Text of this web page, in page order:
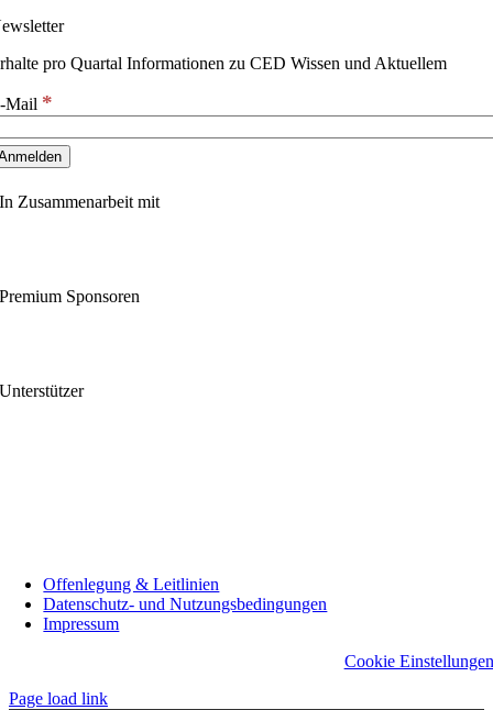
pro Quartal Informationen zu CED Wissen und Aktuellem
Mail *
In Zusammenarbeit mit
Premium Sponsoren
Unterstützer
Offenlegung & Leitlinien
Datenschutz- und Nutzungsbedingungen
Impressum
Cookie Einstellungen
Page load link